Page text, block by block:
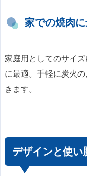
家での焼肉
家庭用としてのサイ
に最適。手軽に炭火
きます。
デザインと使い